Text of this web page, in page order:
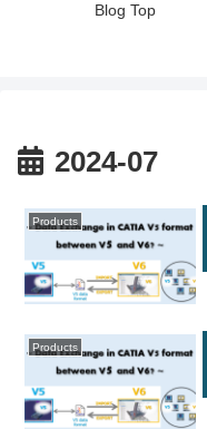
Blog Top
2024-07
Products
Products